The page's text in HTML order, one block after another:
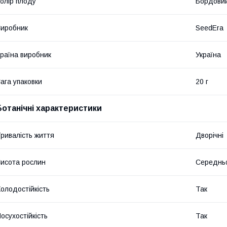
SeedEra
виробник Україна
упаковки 20 г
характеристики
життя Дворічні
рослин
Так
Так